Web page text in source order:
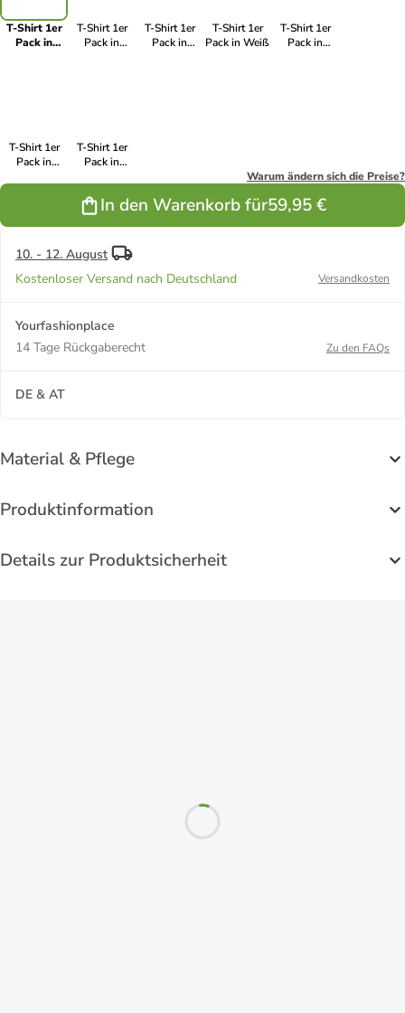
T-Shirt 1er
Pack in
T-Shirt 1er
Pack in
T-Shirt 1er
Pack in
T-Shirt 1er
Pack in Weiß
T-Shirt 1er
Pack in
T-Shirt 1er
Pack in
T-Shirt 1er
Pack in
Warum ändern sich die Preise?
In den Warenkorb für59,95 €
10. - 12. August
Kostenloser Versand nach Deutschland
Versandkosten
Yourfashionplace
14 Tage Rückgaberecht
Zu den FAQs
DE & AT
Material & Pflege
Produktinformation
Details zur Produktsicherheit